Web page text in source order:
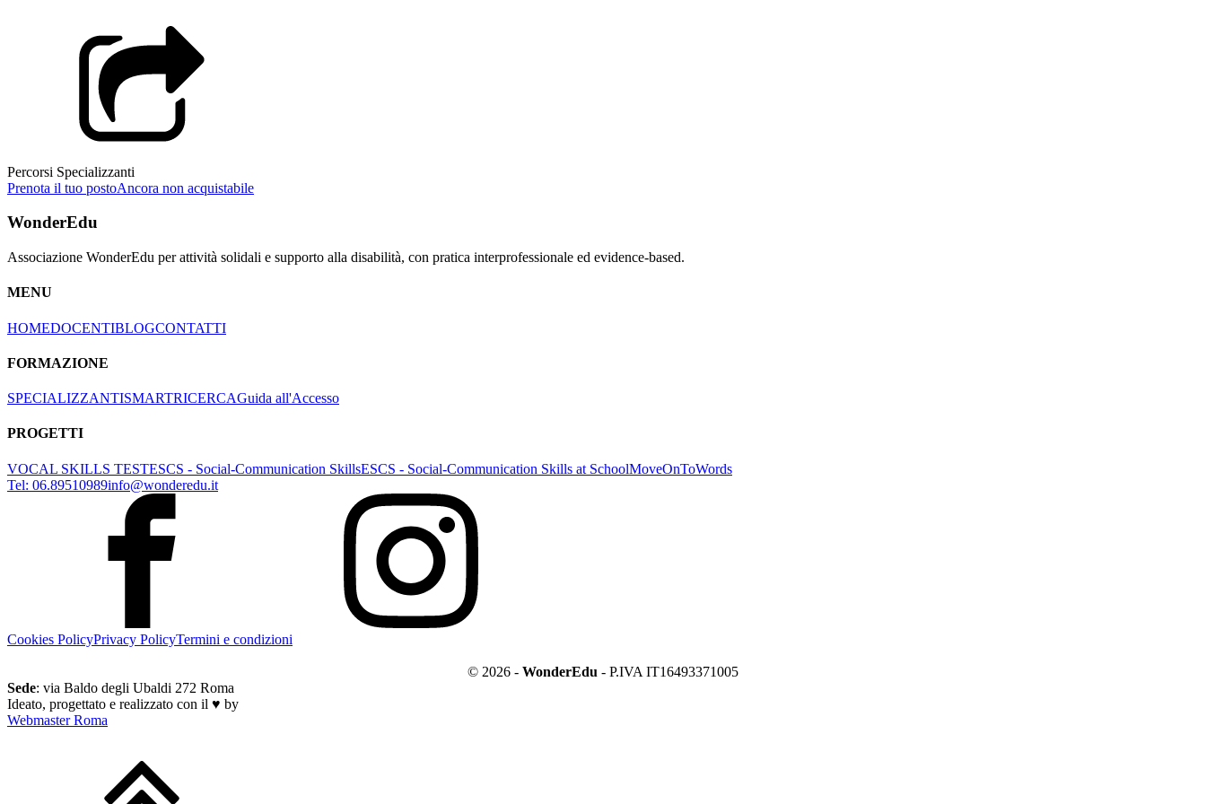
Percorsi Specializzanti
Prenota il tuo postoAncora non acquistabile
WonderEdu
Associazione WonderEdu per attività solidali e supporto alla disabilità, con pratica interprofessionale ed evidence-based.
MENU
HOMEDOCENTIBLOGCONTATTI
FORMAZIONE
SPECIALIZZANTISMARTRICERCAGuida all'Accesso
PROGETTI
VOCAL SKILLS TESTESCS - Social-Communication SkillsESCS - Social-Communication Skills at SchoolMoveOnToWords
Tel: 06.89510989info@wonderedu.it
Cookies PolicyPrivacy PolicyTermini e condizioni
© 2026 - WonderEdu - P.IVA IT16493371005
Sede: via Baldo degli Ubaldi 272 Roma
Ideato, progettato e realizzato con il ♥ by
Webmaster Roma